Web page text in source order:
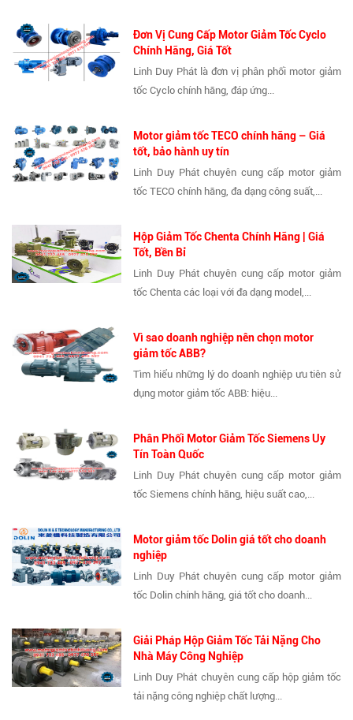
Đơn Vị Cung Cấp Motor Giảm Tốc Cyclo
Chính Hãng, Giá Tốt
Linh Duy Phát là đơn vị phân phối motor giảm
tốc Cyclo chính hãng, đáp ứng...
Motor giảm tốc TECO chính hãng – Giá
tốt, bảo hành uy tín
Linh Duy Phát chuyên cung cấp motor giảm
tốc TECO chính hãng, đa dạng công suất,...
Hộp Giảm Tốc Chenta Chính Hãng | Giá
Tốt, Bền Bỉ
Linh Duy Phát chuyên cung cấp motor giảm
tốc Chenta các loại với đa dạng model,...
Vì sao doanh nghiệp nên chọn motor
giảm tốc ABB?
Tìm hiểu những lý do doanh nghiệp ưu tiên sử
dụng motor giảm tốc ABB: hiệu...
Phân Phối Motor Giảm Tốc Siemens Uy
Tín Toàn Quốc
Linh Duy Phát chuyên cung cấp motor giảm
tốc Siemens chính hãng, hiệu suất cao,...
Motor giảm tốc Dolin giá tốt cho doanh
nghiệp
Linh Duy Phát chuyên cung cấp motor giảm
tốc Dolin chính hãng, giá tốt cho doanh...
Giải Pháp Hộp Giảm Tốc Tải Nặng Cho
Nhà Máy Công Nghiệp
Linh Duy Phát chuyên cung cấp hộp giảm tốc
tải nặng công nghiệp chất lượng...